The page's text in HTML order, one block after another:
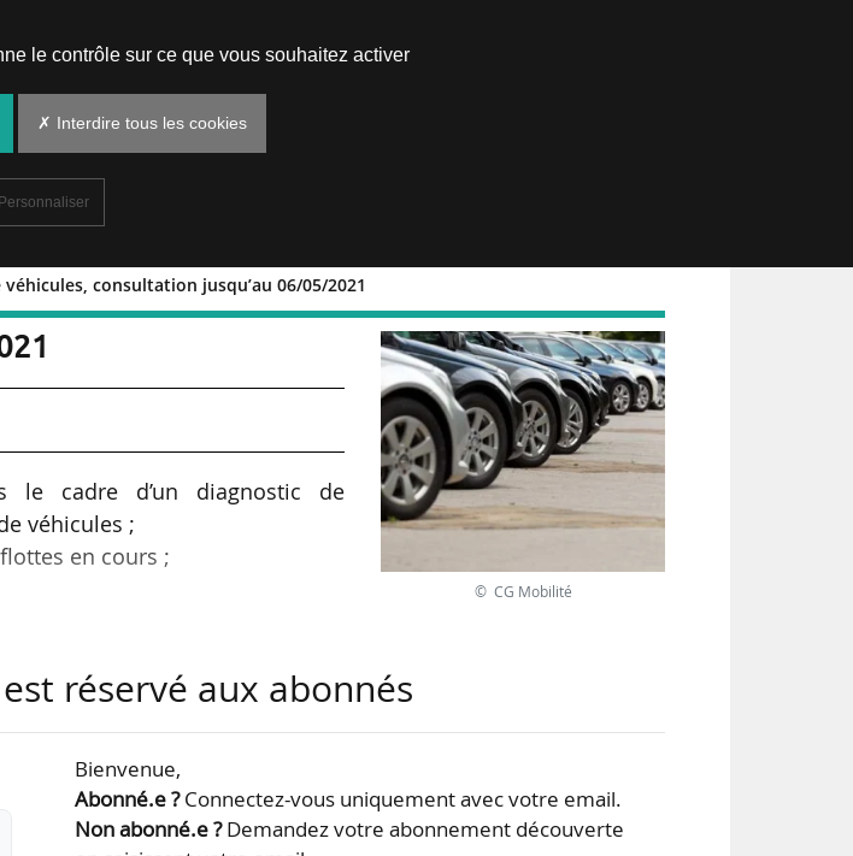
consultation jusqu’au 06/05/2021
la flotte de
le cadre d’un diagnostic de
véhicules ;
en cours ;
les véhicules appartenant à la
lourds, véhicules spécifiques
roues motorisés, vélos et VAE.
© CG Mobilité
réservé aux abonnés
Bienvenue,
Abonné.e ?Connectez-vous uniquement avec votre email.
Non abonné.e ?Demandez votre abonnement découverte
le contrôle sur ce que vous souhaitez activer
✗ Interdire tous les cookies
Personnaliser